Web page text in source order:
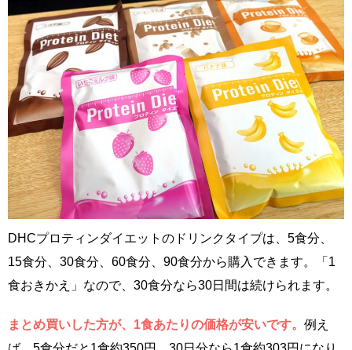
DHCプロティンダイエットのドリンクタイプは、5食分、
15食分、30食分、60食分、90食分から購入できます。「1
食おきかえ」なので、30食分なら30日間は続けられます。
まとめ買いした方が、1食あたりの価格が安いです。 例え